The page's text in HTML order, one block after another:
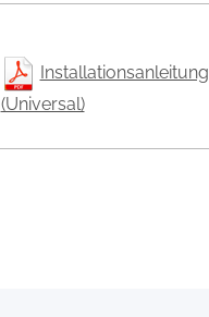
Installationsanleitung
(Universal)